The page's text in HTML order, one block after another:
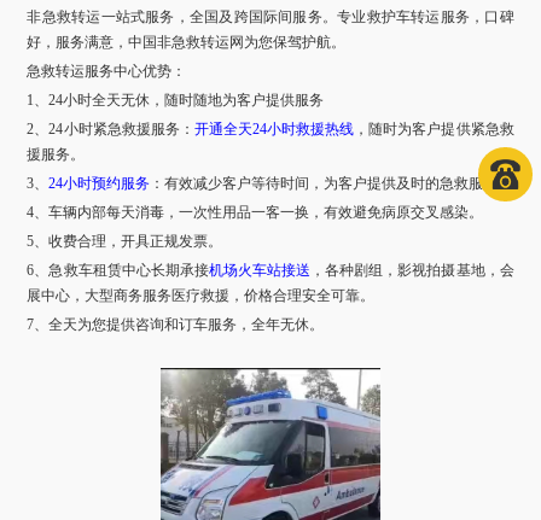
非急救转运一站式服务，全国及跨国际间服务。专业救护车转运服务，口碑
好，服务满意，中国非急救转运网为您保驾护航。
急救转运服务中心优势：
1、24小时全天无休，随时随地为客户提供服务
2、24小时紧急救援服务： 开通全天24小时救援热线 ，随时为客户提供紧急救
援服务。
3、24小时预约服务 ：有效减少客户等待时间，为客户提供及时的急救服务。
4、车辆内部每天消毒，一次性用品一客一换，有效避免病原交叉感染。
5、收费合理，开具正规发票。
6、急救车租赁中心长期承接机场火车站接送 ，各种剧组，影视拍摄基地，会
展中心，大型商务服务医疗救援，价格合理安全可靠。
7、全天为您提供咨询和订车服务，全年无休。